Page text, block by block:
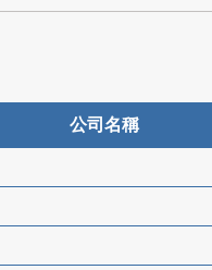
索
公司名稱